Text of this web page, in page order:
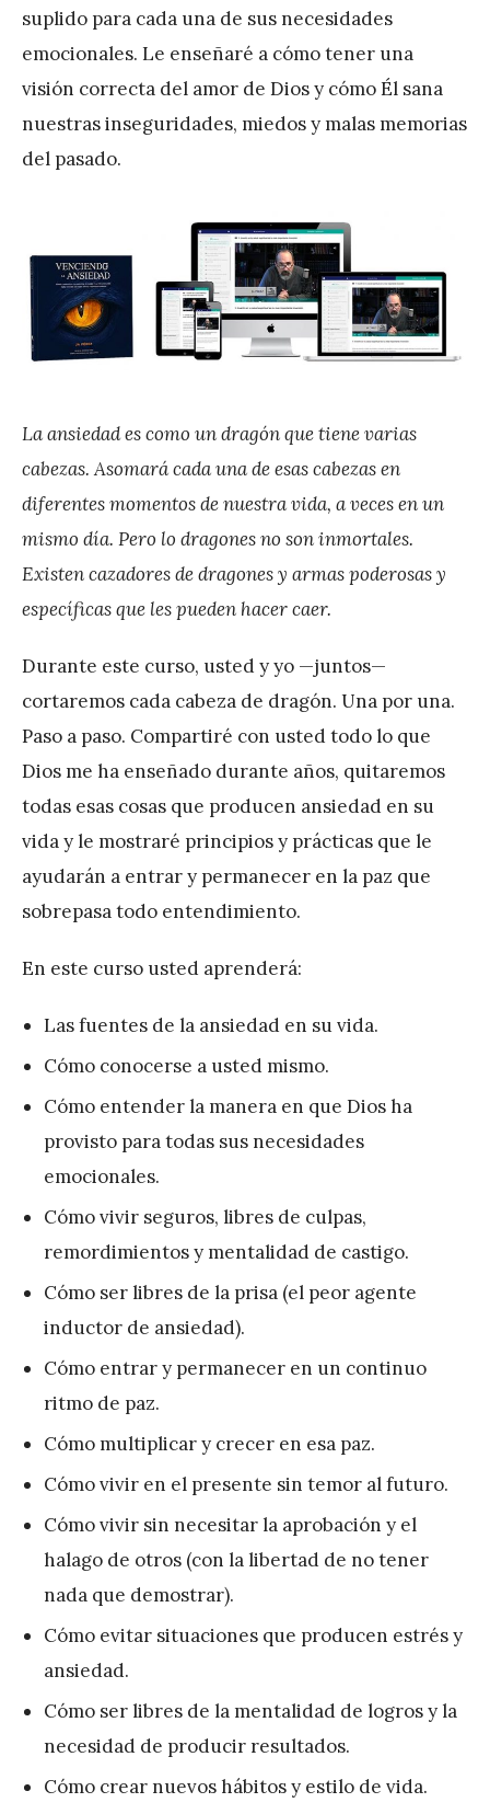
suplido para cada una de sus necesidades
emocionales. Le enseñaré a cómo tener una
visión correcta del amor de Dios y cómo Él sana
nuestras inseguridades, miedos y malas memorias
del pasado.
La ansiedad es como un dragón que tiene varias
cabezas. Asomará cada una de esas cabezas en
diferentes momentos de nuestra vida, a veces en un
mismo día. Pero lo dragones no son inmortales.
Existen cazadores de dragones y armas poderosas y
específicas que les pueden hacer caer.
Durante este curso, usted y yo —juntos—
cortaremos cada cabeza de dragón. Una por una.
Paso a paso. Compartiré con usted todo lo que
Dios me ha enseñado durante años, quitaremos
todas esas cosas que producen ansiedad en su
vida y le mostraré principios y prácticas que le
ayudarán a entrar y permanecer en la paz que
sobrepasa todo entendimiento.
En este curso usted aprenderá:
Las fuentes de la ansiedad en su vida.
Cómo conocerse a usted mismo.
Cómo entender la manera en que Dios ha
provisto para todas sus necesidades
emocionales.
Cómo vivir seguros, libres de culpas,
remordimientos y mentalidad de castigo.
Cómo ser libres de la prisa (el peor agente
inductor de ansiedad).
Cómo entrar y permanecer en un continuo
ritmo de paz.
Cómo multiplicar y crecer en esa paz.
Cómo vivir en el presente sin temor al futuro.
Cómo vivir sin necesitar la aprobación y el
halago de otros (con la libertad de no tener
nada que demostrar).
Cómo evitar situaciones que producen estrés y
ansiedad.
Cómo ser libres de la mentalidad de logros y la
necesidad de producir resultados.
Cómo crear nuevos hábitos y estilo de vida.